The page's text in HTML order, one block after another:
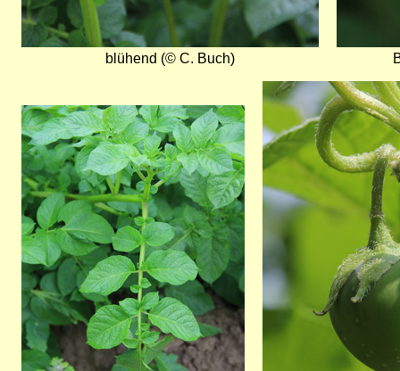
blühend (© C. Buch)
Bild
Bild